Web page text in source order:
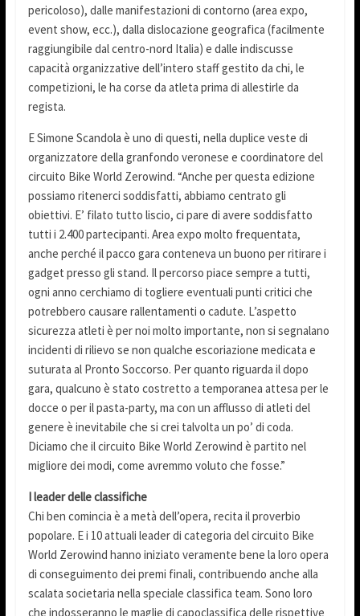
pericoloso), dalle manifestazioni di contorno (area expo,
event show, ecc.), dalla dislocazione geografica (facilmente
raggiungibile dal centro-nord Italia) e dalle indiscusse
capacità organizzative dell’intero staff gestito da chi, le
competizioni, le ha corse da atleta prima di allestirle da
regista.
E Simone Scandola è uno di questi, nella duplice veste di
organizzatore della granfondo veronese e coordinatore del
circuito Bike World Zerowind. “Anche per questa edizione
possiamo ritenerci soddisfatti, abbiamo centrato gli
obiettivi. E’ filato tutto liscio, ci pare di avere soddisfatto
tutti i 2.400 partecipanti. Area expo molto frequentata,
anche perché il pacco gara conteneva un buono per ritirare i
gadget presso gli stand. Il percorso piace sempre a tutti,
ogni anno cerchiamo di togliere eventuali punti critici che
potrebbero causare rallentamenti o cadute. L’aspetto
sicurezza atleti è per noi molto importante, non si segnalano
incidenti di rilievo se non qualche escoriazione medicata e
suturata al Pronto Soccorso. Per quanto riguarda il dopo
gara, qualcuno è stato costretto a temporanea attesa per le
docce o per il pasta-party, ma con un afflusso di atleti del
genere è inevitabile che si crei talvolta un po’ di coda.
Diciamo che il circuito Bike World Zerowind è partito nel
migliore dei modi, come avremmo voluto che fosse.”
I leader delle classifiche
Chi ben comincia è a metà dell’opera, recita il proverbio
popolare. E i 10 attuali leader di categoria del circuito Bike
World Zerowind hanno iniziato veramente bene la loro opera
di conseguimento dei premi finali, contribuendo anche alla
scalata societaria nella speciale classifica team. Sono loro
che indosseranno le maglie di capoclassifica delle rispettive